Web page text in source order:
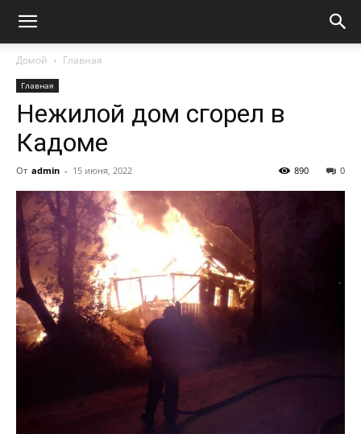
Домой Главная
Главная
Нежилой дом сгорел в
Кадоме
От admin - 15 июня, 2022 0
890